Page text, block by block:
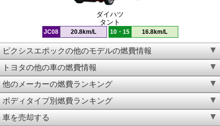
ダイハツ
タント
JC08 20.8km/L 10・15 16.8km/L
ピクシスエポックの他のモデルの燃費情報
トヨタの他の車の燃費情報
他のメーカーの燃費ランキング
ボディタイプ別燃費ランキング
車を売却する